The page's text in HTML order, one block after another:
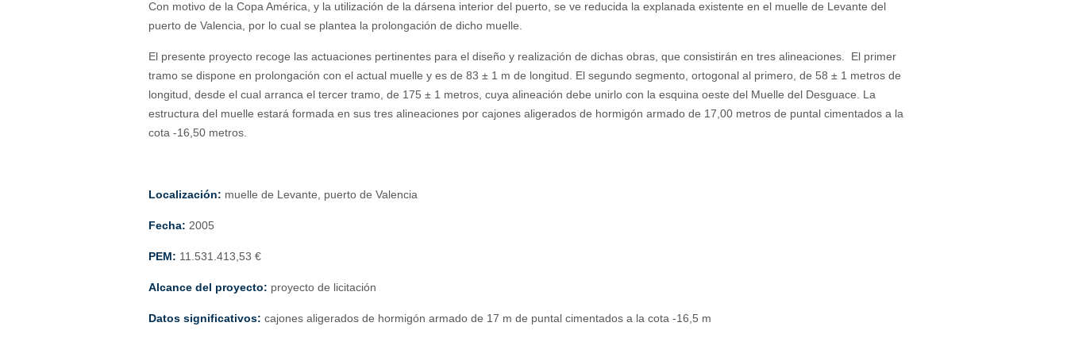
Con motivo de la Copa América, y la utilización de la dársena interior del puerto, se ve reducida la explanada existente en el muelle de Levante del
puerto de Valencia, por lo cual se plantea la prolongación de dicho muelle.
El presente proyecto recoge las actuaciones pertinentes para el diseño y realización de dichas obras, que consistirán en tres alineaciones. El primer
tramo se dispone en prolongación con el actual muelle y es de 83 ± 1 m de longitud. El segundo segmento, ortogonal al primero, de 58 ± 1 metros de
longitud, desde el cual arranca el tercer tramo, de 175 ± 1 metros, cuya alineación debe unirlo con la esquina oeste del Muelle del Desguace. La
estructura del muelle estará formada en sus tres alineaciones por cajones aligerados de hormigón armado de 17,00 metros de puntal cimentados a la
cota -16,50 metros.
Localización: muelle de Levante, puerto de Valencia
Fecha: 2005
PEM: 11.531.413,53 €
Alcance del proyecto: proyecto de licitación
Datos significativos: cajones aligerados de hormigón armado de 17 m de puntal cimentados a la cota -16,5 m